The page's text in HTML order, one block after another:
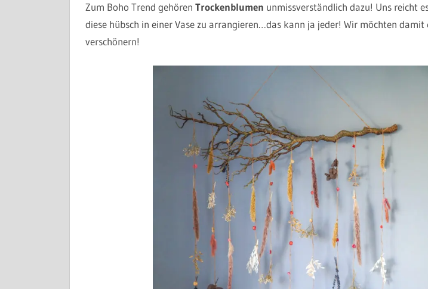
Zum Boho Trend gehören Trockenblumen unmissverständlich dazu! Uns reicht
diese hübsch in einer Vase zu arrangieren…das kann ja jeder! Wir möchten damit
verschönern!